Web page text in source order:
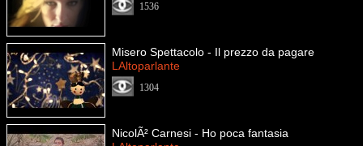
1536
Misero Spettacolo - Il prezzo da pagare
LAltoparlante
1304
NicolÃ² Carnesi - Ho poca fantasia